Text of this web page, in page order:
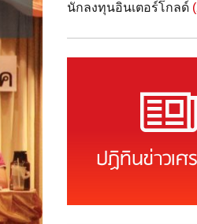
นักลงทุนอินเตอร์โกลด์
ปฏิทินข่าวเศ